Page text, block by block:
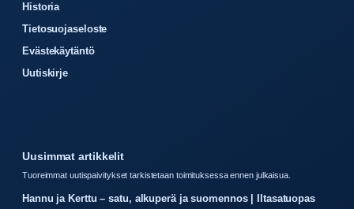
Historia
Tietosuojaseloste
Evästekäytäntö
Uutiskirje
Uusimmat artikkelit
Tuoreimmat uutispaivitykset tarkistetaan toimituksessa ennen julkaisua.
Hannu ja Kerttu – satu, alkuperä ja suomennos | Iltasatuopas